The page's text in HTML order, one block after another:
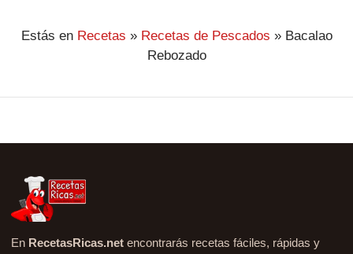
Estás en Recetas » Recetas de Pescados » Bacalao
Rebozado
En RecetasRicas.net encontrarás recetas fáciles, rápidas y